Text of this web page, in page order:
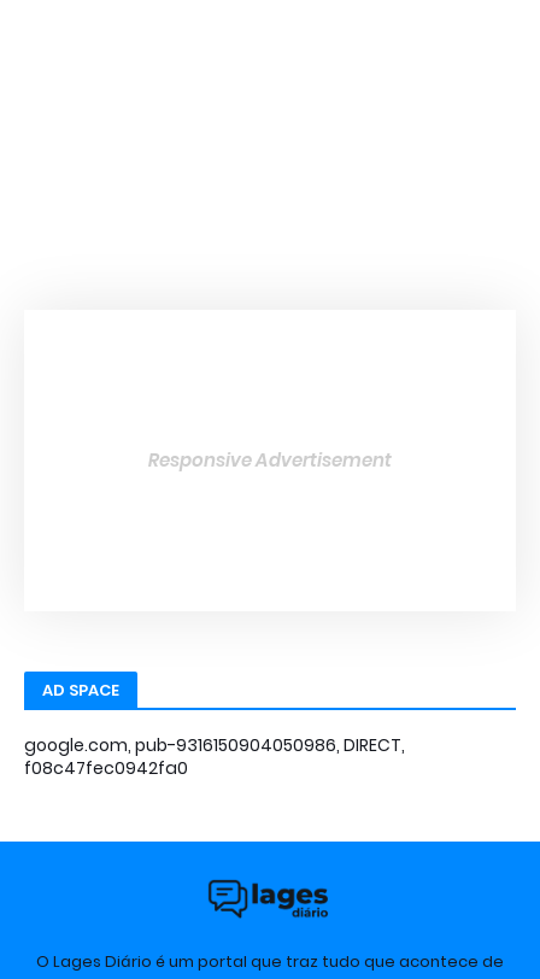
Responsive Advertisement
AD SPACE
google.com, pub-9316150904050986, DIRECT,
f08c47fec0942fa0
O Lages Diário é um portal que traz tudo que acontece de